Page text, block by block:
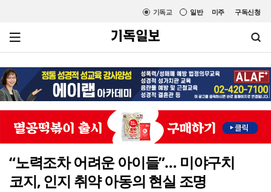
미주 구독신청
일반
기독교
“노력조차 어려운 아이들”… 미야구치
코지, 인지 취약 아동의 현실 조명